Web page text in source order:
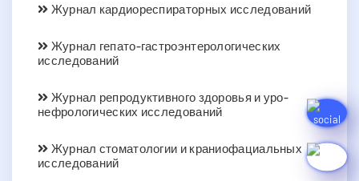
Журнал кардиореспираторных исследований
Журнал гепато-гастроэнтерологических
исследований
Журнал репродуктивного здоровья и уро-
нефрологических исследований
Журнал стоматологии и краниофациальных
исследований